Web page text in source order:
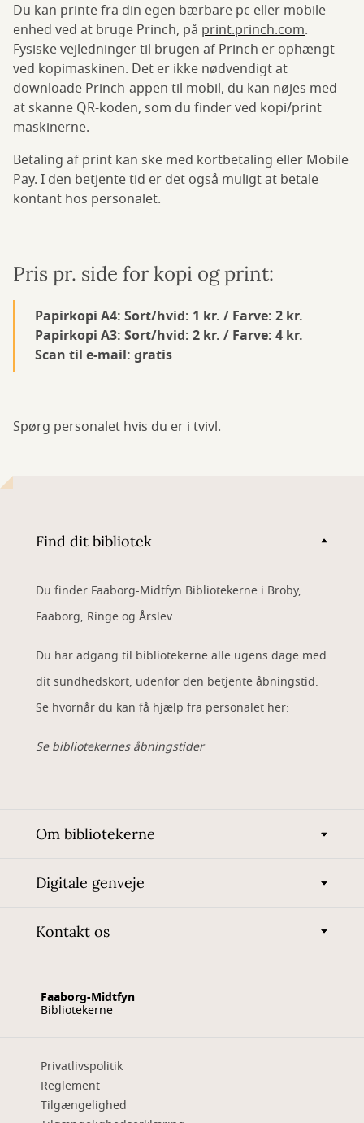
Du kan printe fra din egen bærbare pc eller mobile
enhed ved at bruge Princh, på print.princh.com.
Fysiske vejledninger til brugen af Princh er ophængt
ved kopimaskinen. Det er ikke nødvendigt at
downloade Princh-appen til mobil, du kan nøjes med
at skanne QR-koden, som du finder ved kopi/print
maskinerne.
Betaling af print kan ske med kortbetaling eller Mobile
Pay. I den betjente tid er det også muligt at betale
kontant hos personalet.
Pris pr. side for kopi og print:
Papirkopi A4: Sort/hvid: 1 kr. / Farve: 2 kr.
Papirkopi A3: Sort/hvid: 2 kr. / Farve: 4 kr.
Scan til e-mail: gratis
Spørg personalet hvis du er i tvivl.
Find dit bibliotek
Du finder Faaborg-Midtfyn Bibliotekerne i Broby,
Faaborg, Ringe og Årslev.
Du har adgang til bibliotekerne alle ugens dage med
dit sundhedskort, udenfor den betjente åbningstid.
Se hvornår du kan få hjælp fra personalet her:
Se bibliotekernes åbningstider
Om bibliotekerne
Digitale genveje
Kontakt os
Faaborg-Midtfyn
Bibliotekerne
Privatlivspolitik
Reglement
Tilgængelighed